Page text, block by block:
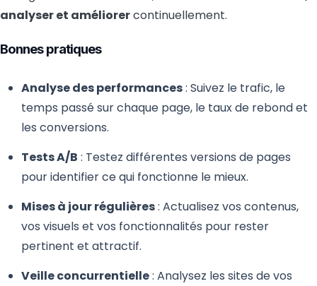
analyser et améliorercontinuellement.
Bonnes pratiques
Analyse des performances: Suivez le trafic, le
temps passé sur chaque page, le taux de rebond et
les conversions.
Tests A/B : Testez différentes versions de pages
pour identifier ce qui fonctionne le mieux.
Mises à jour régulières: Actualisez vos contenus,
vos visuels et vos fonctionnalités pour rester
pertinent et attractif.
Veille concurrentielle: Analysez les sites de vos